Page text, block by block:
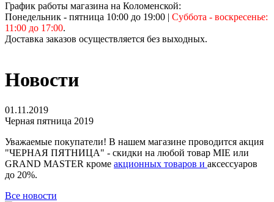
График работы магазина на Коломенской:
Понедельник - пятница 10:00 до 19:00 | Суббота - воскресенье:
11:00 до 17:00.
Доставка заказов осуществляется без выходных.
Новости
01.11.2019
Черная пятница 2019
Уважаемые покупатели! В нашем магазине проводится акция
"ЧЕРНАЯ ПЯТНИЦА" - скидки на любой товар MIE или
GRAND MASTER кроме акционных товаров и аксессуаров
до 20%.
Все новости